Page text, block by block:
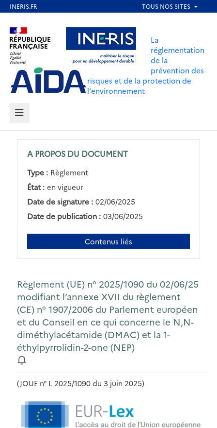
contenu
principal
Aller au contenu Aller au menu
Aller au pied de page
La
réglementation
de la
prévention des
risques et de la protection de
l'environnement
MENU
A PROPOS DU DOCUMENT
Type : Règlement
État : en vigueur
Date de signature : 02/06/2025
Date de publication : 03/06/2025
Contenus liés
Règlement (UE) n° 2025/1090 du 02/06/25
modifiant l’annexe XVII du règlement
(CE) n° 1907/2006 du Parlement européen
et du Conseil en ce qui concerne le N,N-
diméthylacétamide (DMAC) et la 1-
éthylpyrrolidin-2-one (NEP)
(JOUE n° L 2025/1090 du 3 juin 2025)